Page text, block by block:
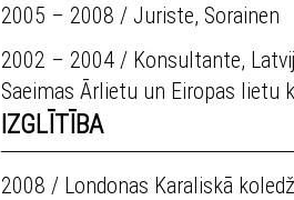
2005 – 2008 / Juriste, Sorainen
2002 – 2004 / Konsultante,
Saeimas Ārlietu un Eiropas lietu
IZGLĪTĪBA
2008 / Londonas Karaliskā